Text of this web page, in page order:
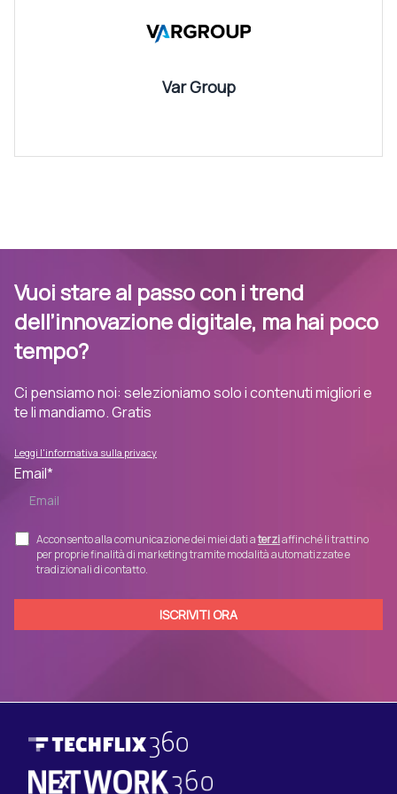
Var Group
Vuoi stare al passo con i trend
dell’innovazione digitale, ma hai poco
tempo?
Ci pensiamo noi: selezioniamo solo i contenuti migliori e
te li mandiamo. Gratis
Leggi l'informativa sulla privacy
Email*
Acconsento alla comunicazione dei miei dati aterziaffinché li trattino
per proprie finalità di marketing tramite modalità automatizzate e
tradizionali di contatto.